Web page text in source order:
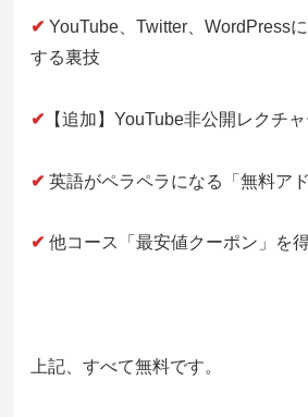
✔ YouTube、Twitter、WordPress
する裏技
✔ 【追加】YouTube非公開レクチ
✔ 英語がペラペラになる「無料ア
✔ 他コース「最安値クーポン」を
上記、すべて無料です。